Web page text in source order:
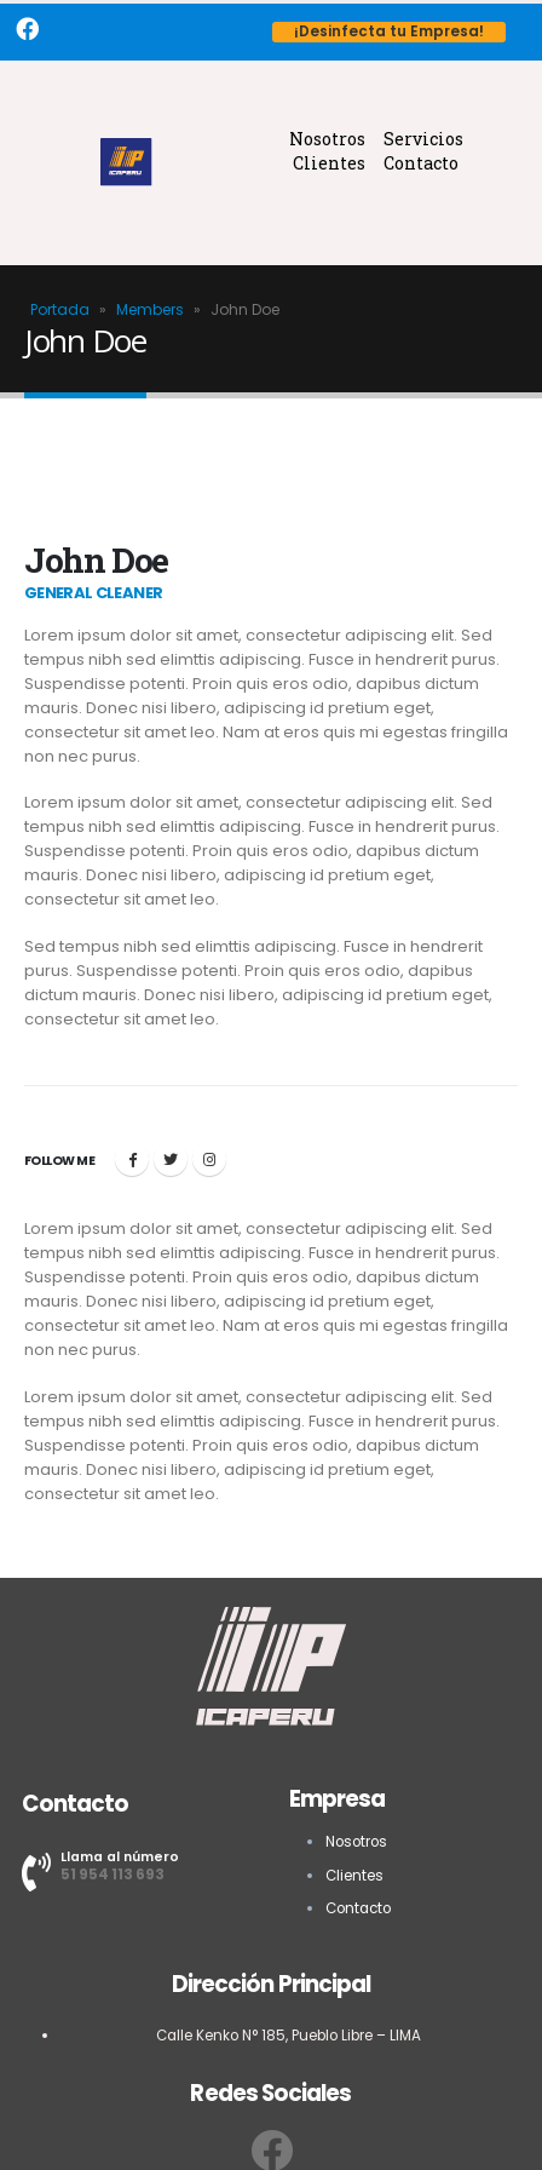
¡Desinfecta tu Empresa!
Nosotros
Servicios
Clientes
Contacto
Portada » Members » John Doe
John Doe
John Doe
GENERAL CLEANER
Lorem ipsum dolor sit amet, consectetur adipiscing elit. Sed
tempus nibh sed elimttis adipiscing. Fusce in hendrerit purus.
Suspendisse potenti. Proin quis eros odio, dapibus dictum
mauris. Donec nisi libero, adipiscing id pretium eget,
consectetur sit amet leo. Nam at eros quis mi egestas fringilla
non nec purus.
Lorem ipsum dolor sit amet, consectetur adipiscing elit. Sed
tempus nibh sed elimttis adipiscing. Fusce in hendrerit purus.
Suspendisse potenti. Proin quis eros odio, dapibus dictum
mauris. Donec nisi libero, adipiscing id pretium eget,
consectetur sit amet leo.
Sed tempus nibh sed elimttis adipiscing. Fusce in hendrerit
purus. Suspendisse potenti. Proin quis eros odio, dapibus
dictum mauris. Donec nisi libero, adipiscing id pretium eget,
consectetur sit amet leo.
FOLLOW ME
Lorem ipsum dolor sit amet, consectetur adipiscing elit. Sed
tempus nibh sed elimttis adipiscing. Fusce in hendrerit purus.
Suspendisse potenti. Proin quis eros odio, dapibus dictum
mauris. Donec nisi libero, adipiscing id pretium eget,
consectetur sit amet leo. Nam at eros quis mi egestas fringilla
non nec purus.
Lorem ipsum dolor sit amet, consectetur adipiscing elit. Sed
tempus nibh sed elimttis adipiscing. Fusce in hendrerit purus.
Suspendisse potenti. Proin quis eros odio, dapibus dictum
mauris. Donec nisi libero, adipiscing id pretium eget,
consectetur sit amet leo.
Contacto
Llama al número
51 954 113 693
Empresa
Nosotros
Clientes
Contacto
Dirección Principal
Calle Kenko N° 185, Pueblo Libre – LIMA
Redes Sociales